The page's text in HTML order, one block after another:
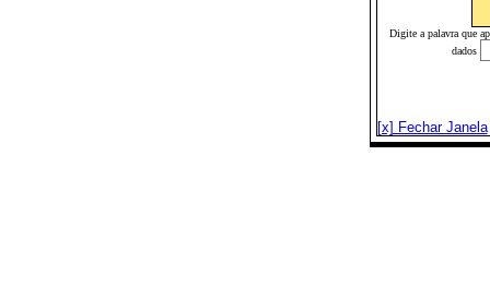
Digite a palavra que
dados
[x] Fechar Janela